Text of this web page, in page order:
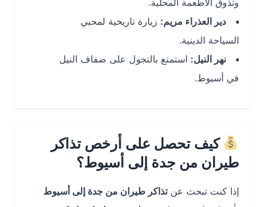
وتذوق الأطعمة المحلية.
دير العذراء مريم: زيارة تاريخية لمحبي
السياحة الدينية.
نهر النيل: استمتع بالتجول على ضفاف النيل
في أسيوط.
كيف تحصل على أرخص تذاكر
طيران من جدة إلى أسيوط؟
إذا كنت تبحث عنتذاكر طيران من جدة إلى أسيوط